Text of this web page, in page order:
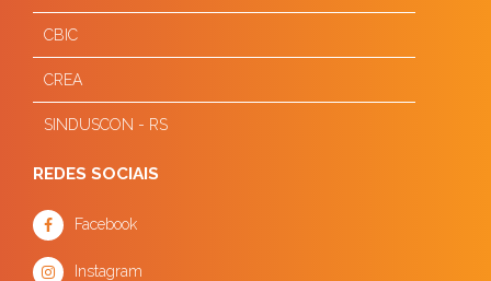
CBIC
CREA
SINDUSCON - RS
REDES SOCIAIS
Facebook
Instagram